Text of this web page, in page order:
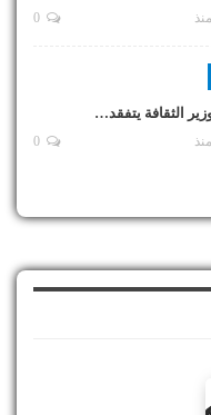
منذ
الثقافة يتفقد…
منذ